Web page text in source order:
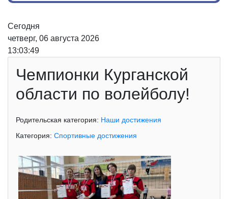
Сегодня
четверг, 06 августа 2026
13:03:49
Чемпионки Курганской
области по волейболу!
Родительская категория: Наши достижения
Категория: Спортивные достижения